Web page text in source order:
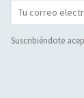
Suscribiéndote